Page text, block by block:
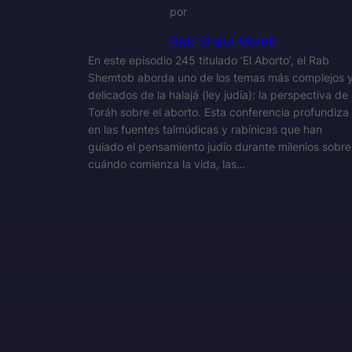
por
Rab Shaul Maleh
En este episodio 245 titulado ‘El Aborto’, el Rab
Shemtob aborda uno de los temas más complejos
delicados de la halajá (ley judía): la perspectiva de
Toráh sobre el aborto. Esta conferencia profundiza
en las fuentes talmúdicas y rabínicas que han
guiado el pensamiento judío durante milenios sobre
cuándo comienza la vida, las…